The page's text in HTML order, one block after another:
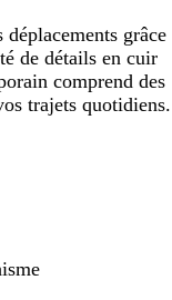
moins
pour
zoomer
et
pour
et
grâce
de détails en cuir
comprend des
trajets quotidiens.